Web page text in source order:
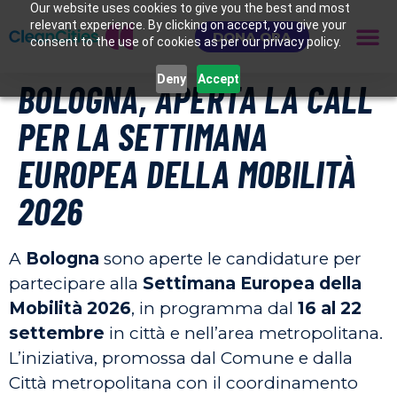
Our website uses cookies to give you the best and most
relevant experience. By clicking on accept, you give your
consent to the use of cookies as per our privacy policy.
Deny Accept
DONA ORA
BOLOGNA, APERTA LA CALL
PER LA SETTIMANA
EUROPEA DELLA MOBILITÀ
2026
A Bologna sono aperte le candidature per
partecipare alla Settimana Europea della
Mobilità 2026, in programma dal 16 al 22
settembre in città e nell’area metropolitana.
L’iniziativa, promossa dal Comune e dalla
Città metropolitana con il coordinamento